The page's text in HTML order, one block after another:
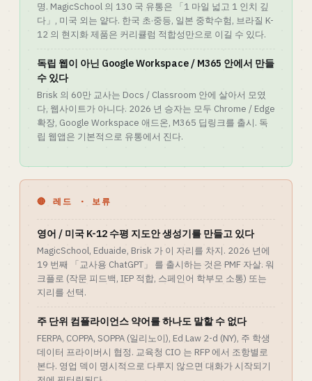
명. MagicSchool 의 130 국 유통은 「1 마일 넓고 1 인치 깊
다」, 미국 외는 얕다. 한국 초·중등, 일본 중학수험, 브라질 K-
12 의 현지화 제품은 커리큘럼 적합성만으로 이길 수 있다.
독립 웹이 아닌 Google Workspace / M365 안에서 만들
수 있다
Brisk 의 60만 교사는 Docs / Classroom 안에 살아서 모였
다, 웹사이트가 아니다. 2026 년 승자는 모두 Chrome / Edge
확장, Google Workspace 애드온, M365 딥링크를 출시. 독
립 웹앱은 기본적으로 유통에서 진다.
🔴 레드 · 보류
영어 / 미국 K-12 수평 지도안 생성기를 만들고 있다
MagicSchool, Eduaide, Brisk 가 이 자리를 차지. 2026 년에
19 번째 「교사용 ChatGPT」 를 출시하는 것은 PMF 자살. 워
크플로 (작문 피드백, IEP 적합, 스페인어 학부모 소통) 또는
지리를 선택.
주 단위 컴플라이언스 약어를 하나도 말할 수 없다
FERPA, COPPA, SOPPA (일리노이), Ed Law 2-d (NY), 주 학생
데이터 프라이버시 협정. 교육청 CIO 는 RFP 에서 조항별로
본다. 영업 덱이 명시적으로 다루지 않으면 대화가 시작되기